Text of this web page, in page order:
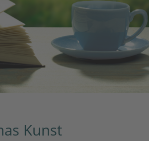
Kunst